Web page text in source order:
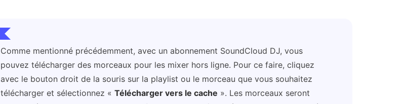
Comme mentionné précédemment, avec un abonnement SoundCloud DJ, vous
pouvez télécharger des morceaux pour les mixer hors ligne. Pour ce faire, cliquez
avec le bouton droit de la souris sur la playlist ou le morceau que vous souhaitez
télécharger et sélectionnez « Télécharger vers le cache ». Les morceaux seront